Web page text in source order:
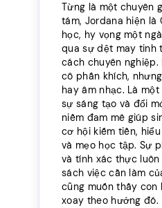
Từng là một chuyên
tám, Jordana hiện là
học, hy vọng một
qua sự dệt may tinh
cách chuyên nghiệp.
cô phấn khích,
hay âm nhạc. Là
sự sáng tạo và đổi
niềm đam mê giúp
cơ hội kiếm tiền,
và mẹo học tập. Sự
và tính xác thực
sách việc cần làm
cũng muốn thấy con
xoay theo hướng đó.